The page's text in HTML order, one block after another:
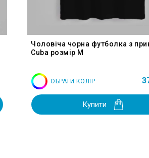
Чоловіча чорна футболка з
Cuba розмір M
ОБРАТИ КОЛІР
Купити